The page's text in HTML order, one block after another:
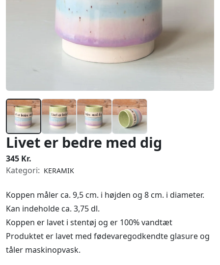
Livet er bedre med dig
345 Kr.
Kategori: KERAMIK
Koppen måler ca. 9,5 cm. i højden og 8 cm. i diameter.
Kan indeholde ca. 3,75 dl.
Koppen er lavet i stentøj og er 100% vandtæt
Produktet er lavet med fødevaregodkendte glasure og
tåler maskinopvask.